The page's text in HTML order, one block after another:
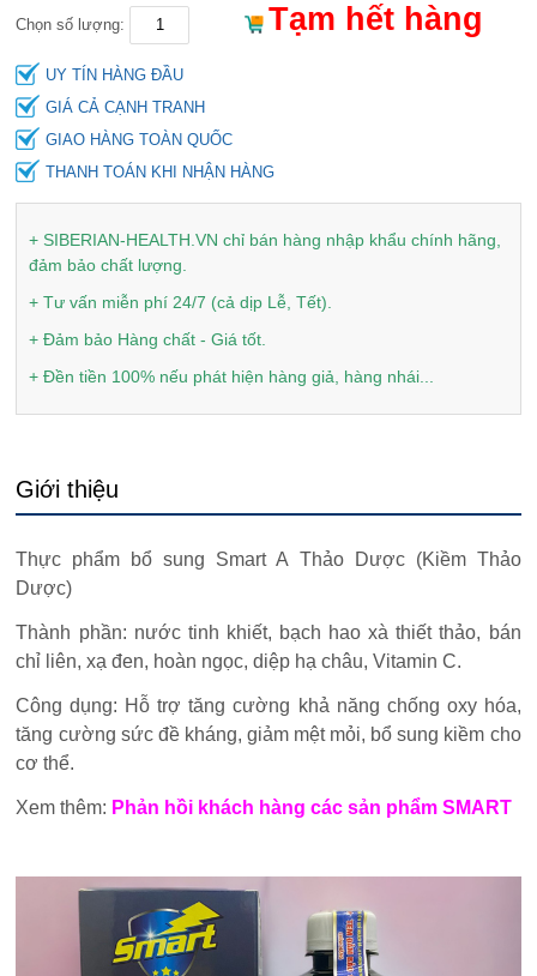
Chọn số lượng: Tạm hết hàng
UY TÍN HÀNG ĐẦU
GIÁ CẢ CẠNH TRANH
GIAO HÀNG TOÀN QUỐC
THANH TOÁN KHI NHẬN HÀNG
+ SIBERIAN-HEALTH.VN chỉ bán hàng nhập khẩu chính hãng,
đảm bảo chất lượng.
+ Tư vấn miễn phí 24/7 (cả dịp Lễ, Tết).
+ Đảm bảo Hàng chất - Giá tốt.
+ Đền tiền 100% nếu phát hiện hàng giả, hàng nhái...
Giới thiệu
Thực phẩm bổ sung Smart A Thảo Dược (Kiềm Thảo
Dược)
Thành phần: nước tinh khiết, bạch hao xà thiết thảo, bán
chỉ liên, xạ đen, hoàn ngọc, diệp hạ châu, Vitamin C.
Công dụng: Hỗ trợ tăng cường khả năng chống oxy hóa,
tăng cường sức đề kháng, giảm mệt mỏi, bổ sung kiềm cho
cơ thể.
Xem thêm: Phản hồi khách hàng các sản phẩm SMART